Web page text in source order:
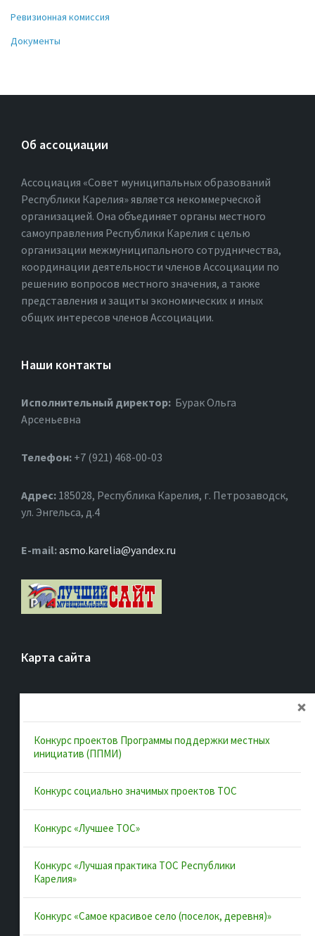
Ревизионная комиссия
Документы
Об ассоциации
Ассоциация «Совет муниципальных образований
Республики Карелия» является некоммерческой
организацией. Она объединяет органы местного
самоуправления Республики Карелия с целью
организации межмуниципального сотрудничества,
координации деятельности членов Ассоциации по
решению вопросов местного значения, а также
представления и защиты экономических и иных
общих интересов членов Ассоциации.
Наши контакты
Исполнительный директор: Бурак Ольга
Арсеньевна
Телефон: +7 (921) 468-00-03
Адрес: 185028, Республика Карелия, г. Петрозаводск,
ул. Энгельса, д.4
Е-mail:asmo.karelia@yandex.ru
Карта сайта
Об ассоциации
Документы
Муниципальные образования
Конкурсы и лучшие практики
Контакты
Полезные ссылки
Интернет-портал Республики Карелия
Конкурс проектов Программы поддержки местных
инициатив (ППМИ)
Конкурс социально значимых проектов ТОС
Конкурс «Лучшее ТОС»
Конкурс «Лучшая практика ТОС Республики
Карелия»
Конкурс «Самое красивое село (поселок, деревня)»